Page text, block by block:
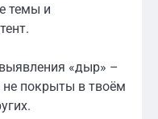
темы и
«дыр» –
не покрыты в твоём